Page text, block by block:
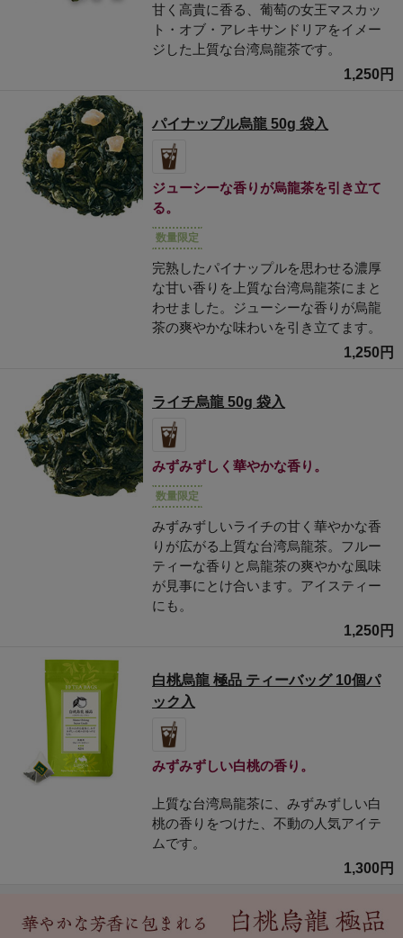
甘く高貴に香る、葡萄の女王マスカッ
ト・オブ・アレキサンドリアをイメー
ジした上質な台湾烏龍茶です。
1,250円
パイナップル烏龍 50g 袋入
ジューシーな香りが烏龍茶を引き立て
る。
数量限定
完熟したパイナップルを思わせる濃厚
な甘い香りを上質な台湾烏龍茶にまと
わせました。ジューシーな香りが烏龍
茶の爽やかな味わいを引き立てます。
1,250円
ライチ烏龍 50g 袋入
みずみずしく華やかな香り。
数量限定
みずみずしいライチの甘く華やかな香
りが広がる上質な台湾烏龍茶。フルー
ティーな香りと烏龍茶の爽やかな風味
が見事にとけ合います。アイスティー
にも。
1,250円
白桃烏龍 極品 ティーバッグ 10個パ
ック入
みずみずしい白桃の香り。
上質な台湾烏龍茶に、みずみずしい白
桃の香りをつけた、不動の人気アイテ
ムです。
1,300円